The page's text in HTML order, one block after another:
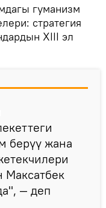
гуманизм
стратегия
XIII эл
берүү жана
Максатбек
— деп